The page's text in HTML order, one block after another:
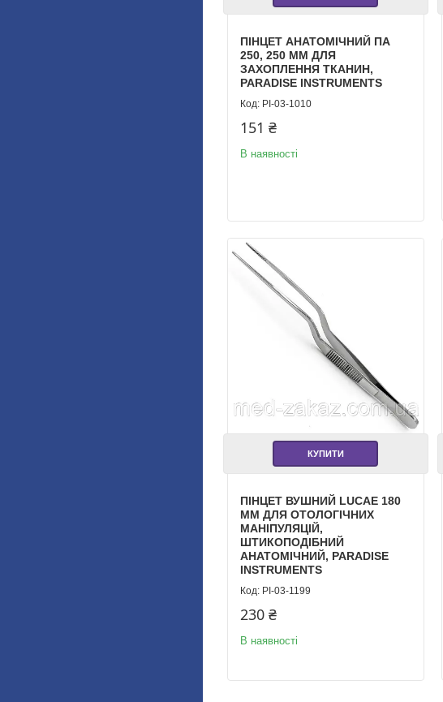
ПІНЦЕТ АНАТОМІЧНИЙ ПА
250, 250 ММ ДЛЯ
ЗАХОПЛЕННЯ ТКАНИН,
PARADISE INSTRUMENTS
PI-03-1010
151 ₴
В наявності
КУПИТИ
ПІНЦЕТ ВУШНИЙ LUCAE 180
ММ ДЛЯ ОТОЛОГІЧНИХ
МАНІПУЛЯЦІЙ,
ШТИКОПОДІБНИЙ
АНАТОМІЧНИЙ, PARADISE
INSTRUMENTS
PI-03-1199
230 ₴
В наявності